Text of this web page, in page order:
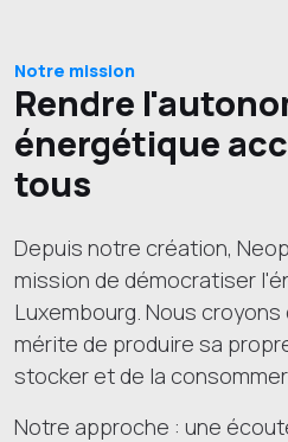
Notre mission
Rendre
énergétique
tous
Depuis notre création,
mission de démocratiser
Luxembourg. Nous
mérite de produire sa
stocker et de la
Notre approche : une